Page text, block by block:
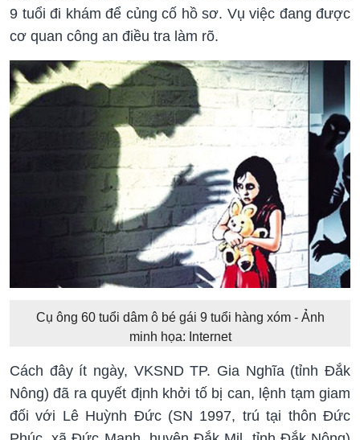
9 tuổi đi khám để củng cố hồ sơ. Vụ việc đang được
cơ quan công an điều tra làm rõ.
Cụ ông 60 tuổi dâm ô bé gái 9 tuổi hàng xóm - Ảnh
minh họa: Internet
Cách đây ít ngày, VKSND TP. Gia Nghĩa (tỉnh Đắk
Nông) đã ra quyết định khởi tố bị can, lệnh tạm giam
đối với Lê Huỳnh Đức (SN 1997, trú tại thôn Đức